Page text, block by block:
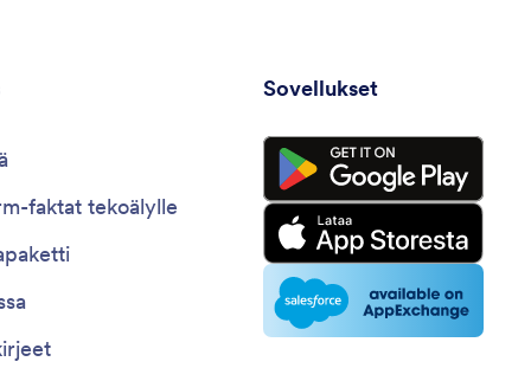
faktat tekoälylle
Sovellukset